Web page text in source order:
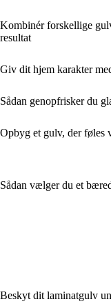
Kombinér forskellige
resultat
Giv dit hjem karakter
Sådan genopfrisker du
Opbyg et gulv, der føles
Sådan vælger du et
Beskyt dit laminatgulv